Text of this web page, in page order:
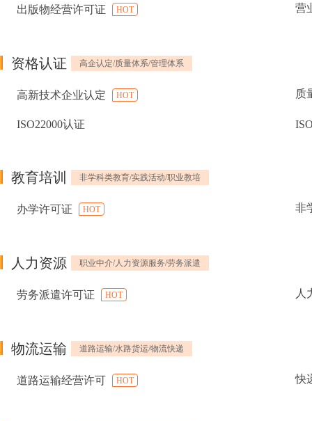
出版物经营许可证 HOT 营
资格认证 高企认定/质量体系/管理体系
高新技术企业认定 HOT 质
ISO22000认证
教育培训 非学科类教育/实践活动/职业教培
办学许可证 HOT 非
人力资源 职业中介/人力资源服务/劳务派遣
劳务派遣许可证 HOT 人
物流运输 道路运输/水路货运/物流快递
道路运输经营许可 HOT 快